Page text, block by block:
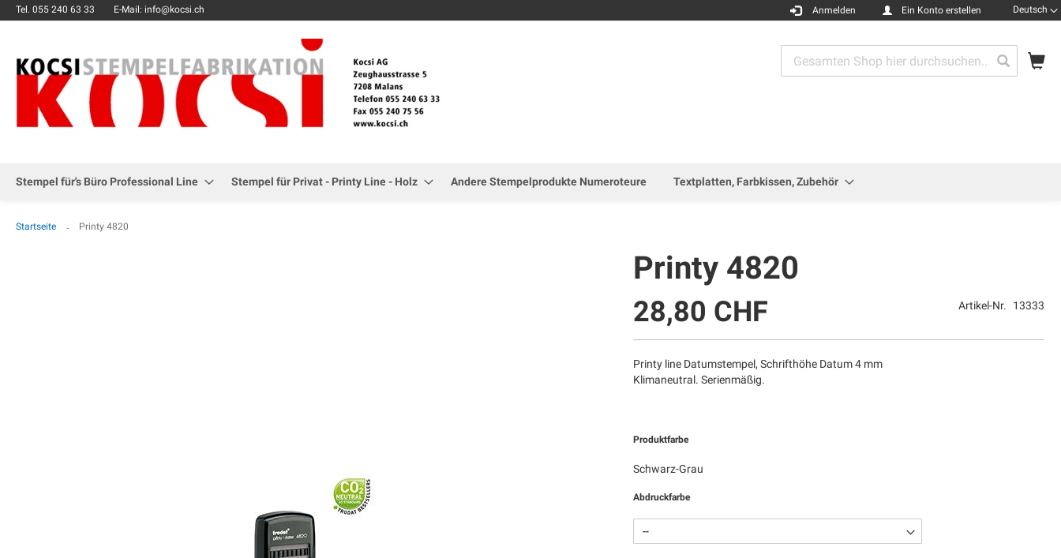
Tel. 055 240 63 33 E-Mail: info@kocsi.ch Sprache
Deutsch
Anmelden Ein Konto erstellen
Search
Stempel für's Büro Professional Line Stempel für Privat - Printy Line - Holz Andere Stempelprodukte Numeroteure Textplatten, Farbkissen, Zubehör
Startseite Printy 4820
Printy 4820
28,80 CHF Artikel-Nr. 13333
Printy line Datumstempel, Schrifthöhe Datum 4 mm
Klimaneutral. Serienmäßig.
Produktfarbe
Schwarz-Grau
Abdruckfarbe